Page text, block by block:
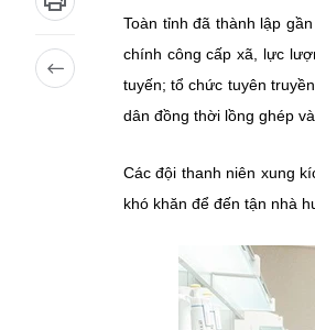
Toàn tỉnh đã thành lập
chính công cấp xã, lực
tuyến; tổ chức tuyên
dân đồng thời lồng ghép
Các đội thanh niên xung
khó khăn để đến tận nhà